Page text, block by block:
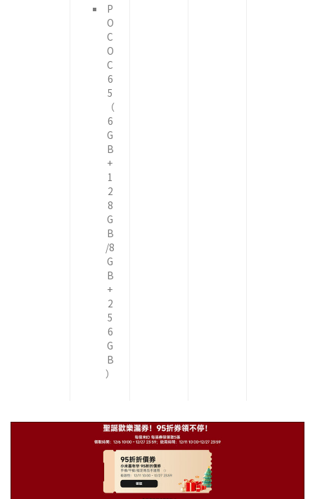
P
O
C
O
C
6
5
（
6
G
B
+
1
2
8
G
B
/8
G
B
+
2
5
6
G
B
）